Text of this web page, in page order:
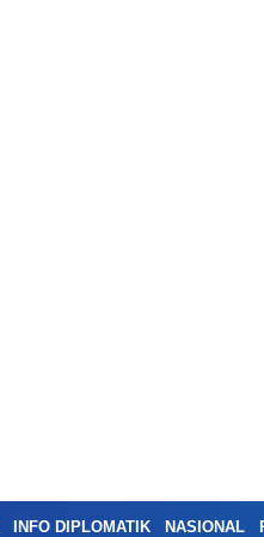
INFO DIPLOMATIK NASIONAL